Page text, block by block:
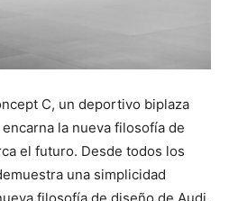
C, un deportivo biplaza
la nueva filosofía de
el futuro. Desde todos los
una simplicidad